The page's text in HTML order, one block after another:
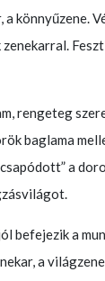
könnyűzene.
rengeteg
baglama
a
befejezik a
a